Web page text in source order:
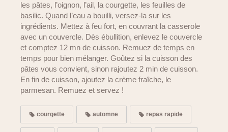
les pâtes, l’oignon, l’ail, la courgette, les feuilles de
basilic. Quand l’eau a bouilli, versez-la sur les
ingrédients. Mettez à feu fort, en couvrant la casserole
avec un couvercle. Dès ébullition, enlevez le couvercle
et comptez 12 mn de cuisson. Remuez de temps en
temps pour bien mélanger. Goûtez si la cuisson des
pâtes vous convient, sinon rajoutez 2 min de cuisson.
En fin de cuisson, ajoutez la crème fraîche, le
parmesan. Remuez et servez !
courgette automne repas rapide